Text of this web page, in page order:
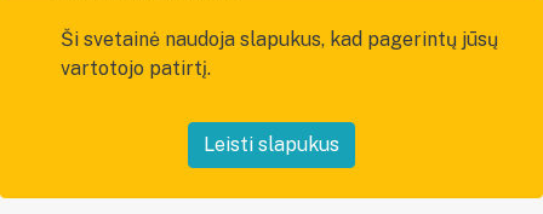
Visos teisės saugomos — atradau.lt
Ši svetainė naudoja slapukus, kad pagerintų jūsų
vartotojo patirtį.
Leisti slapukus